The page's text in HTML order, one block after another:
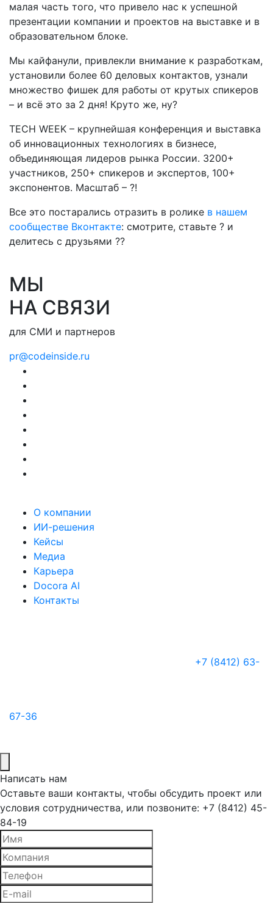
малая часть того, что привело нас к успешной
презентации компании и проектов на выставке и в
образовательном блоке.
Мы кайфанули, привлекли внимание к разработкам,
установили более 60 деловых контактов, узнали
множество фишек для работы от крутых спикеров
– и всё это за 2 дня! Круто же, ну?
TECH WEEK – крупнейшая конференция и выставка
об инновационных технологиях в бизнесе,
объединяющая лидеров рынка России. 3200+
участников, 250+ спикеров и экспертов, 100+
экспонентов. Масштаб – ?!
Все это постарались отразить в ролике в нашем
сообществе Вконтакте: смотрите, ставьте ? и
делитесь с друзьями ??
МЫ
НА СВЯЗИ
для СМИ и партнеров
pr@codeinside.ru
О компании
ИИ-решения
Кейсы
Медиа
Карьера
Docora AI
Контакты
+7 (8412) 63-
67-36
Написать нам
Оставьте ваши контакты, чтобы обсудить проект или
условия сотрудничества, или позвоните: +7 (8412) 45-
84-19